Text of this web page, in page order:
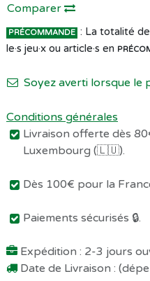
Comparer
PRÉCOMMANDE : La totalité
le·s jeu·x ou article·s en
Soyez averti lorsque le
Conditions générales
Livraison offerte dès
Luxembourg (🇱🇺).
Dès 100€ pour la
Paiements sécurisés 🔒.
Expédition : 2-3 jours
Date de Livraison :